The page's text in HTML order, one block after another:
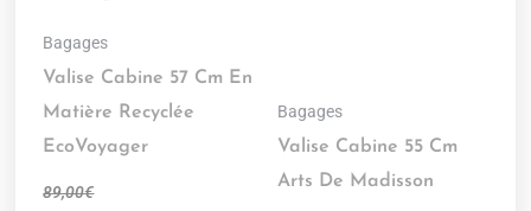
Bagages
Valise Cabine 57 Cm En
Matière Recyclée
EcoVoyager
89,00€
sur
produit
Bagages
Valise Cabine 55 Cm
Arts De Madisson